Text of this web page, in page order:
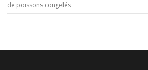
de poissons congelés